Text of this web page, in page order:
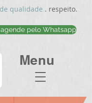
qualidade.. respeito.
pelo Whatsapp
Menu